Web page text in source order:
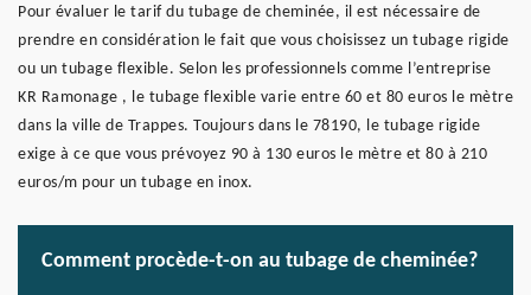
Pour évaluer le tarif du tubage de cheminée, il est nécessaire de
prendre en considération le fait que vous choisissez un tubage rigide
ou un tubage flexible. Selon les professionnels comme l’entreprise
KR Ramonage , le tubage flexible varie entre 60 et 80 euros le mètre
dans la ville de Trappes. Toujours dans le 78190, le tubage rigide
exige à ce que vous prévoyez 90 à 130 euros le mètre et 80 à 210
euros/m pour un tubage en inox.
Comment procède-t-on au tubage de cheminée?